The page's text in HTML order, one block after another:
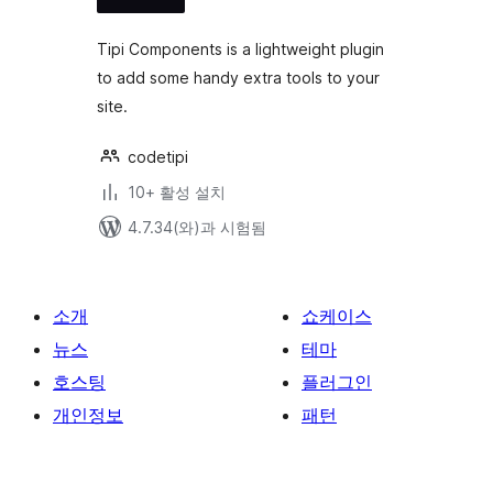
Tipi Components is a lightweight plugin
to add some handy extra tools to your
site.
codetipi
10+ 활성 설치
4.7.34(와)과 시험됨
소개
뉴스
호스팅
개인정보
쇼케이스
테마
플러그인
패턴